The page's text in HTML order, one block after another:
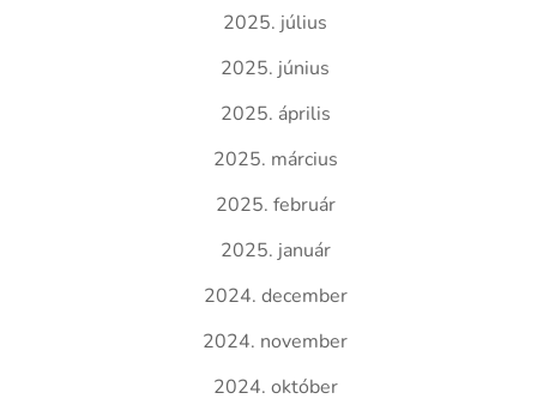
2025. július
2025. június
2025. április
2025. március
2025. február
2025. január
2024. december
2024. november
2024. október